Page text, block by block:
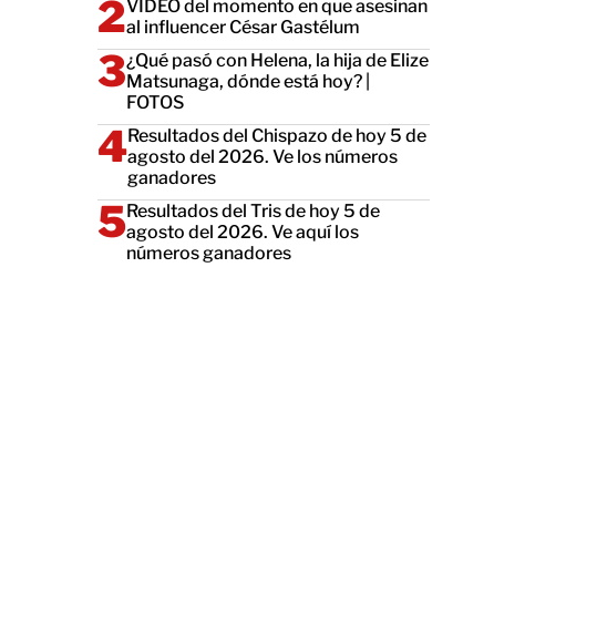
VIDEO del momento en que asesinan
al influencer César Gastélum
¿Qué pasó con Helena, la hija de Elize
Matsunaga, dónde está hoy? |
FOTOS
Resultados del Chispazo de hoy 5 de
agosto del 2026. Ve los números
ganadores
Resultados del Tris de hoy 5 de
agosto del 2026. Ve aquí los
números ganadores